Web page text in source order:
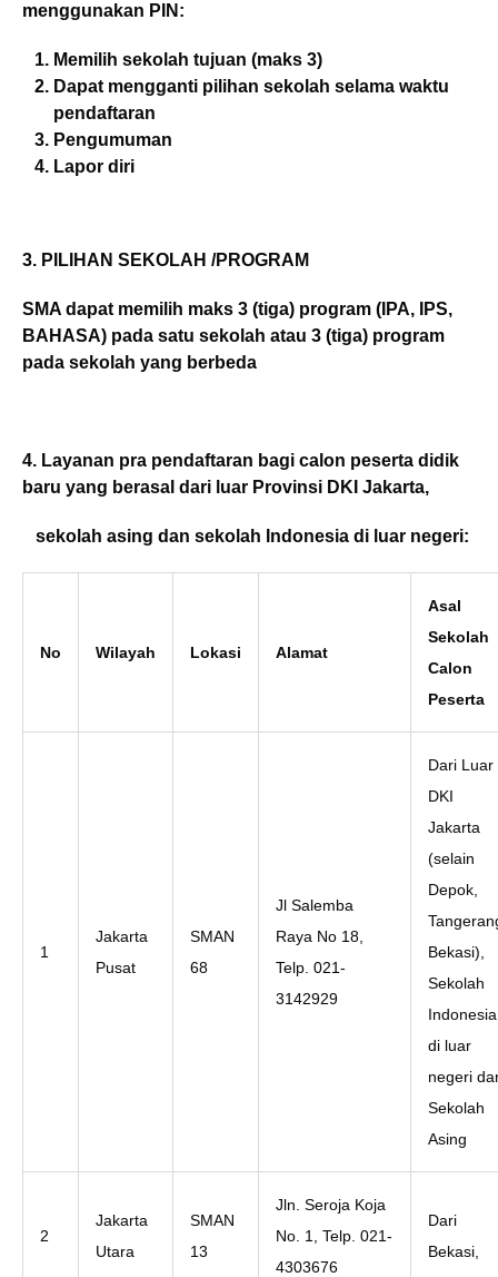
menggunakan PIN:
Memilih sekolah tujuan (maks 3)
Dapat mengganti pilihan sekolah selama waktu
pendaftaran
Pengumuman
Lapor diri
3. PILIHAN SEKOLAH /PROGRAM
SMA dapat memilih maks 3 (tiga) program (IPA, IPS,
BAHASA) pada satu sekolah atau 3 (tiga) program
pada sekolah yang berbeda
4. Layanan pra pendaftaran bagi calon peserta didik
baru yang berasal dari luar Provinsi DKI Jakarta,
sekolah asing dan sekolah Indonesia di luar negeri:
No Wilayah Lokasi Alamat
Asal
Sekolah
Calon
Peserta
1
Jakarta
Pusat
SMAN
68
Jl Salemba
Raya No 18,
Telp. 021-
3142929
Dari Luar
DKI
Jakarta
(selain
Depok,
Bekasi),
Sekolah
Indonesia
di luar
negeri
Sekolah
Asing
2
Jakarta
Utara
SMAN
13
Jln. Seroja Koja
No. 1, Telp. 021-
4303676
Dari
Bekasi,